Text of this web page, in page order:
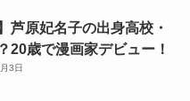
芦原妃名子の出身高校・
20歳で漫画家デビュー！
3日